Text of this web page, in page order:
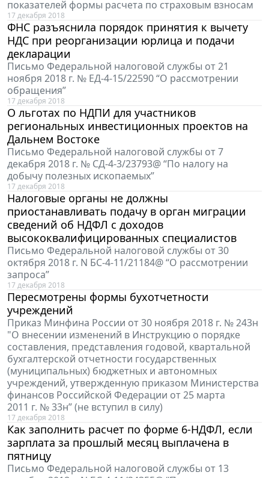
показателей формы расчета по страховым взносам
17 декабря 2018
ФНС разъяснила порядок принятия к вычету
НДС при реорганизации юрлица и подачи
декларации
Письмо Федеральной налоговой службы от 21
ноября 2018 г. № ЕД-4-15/22590 “О рассмотрении
обращения”
17 декабря 2018
О льготах по НДПИ для участников
региональных инвестиционных проектов на
Дальнем Востоке
Письмо Федеральной налоговой службы от 7
декабря 2018 г. № СД-4-3/23793@ “По налогу на
добычу полезных ископаемых”
17 декабря 2018
Налоговые органы не должны
приостанавливать подачу в орган миграции
сведений об НДФЛ с доходов
высококвалифицированных специалистов
Письмо Федеральной налоговой службы от 30
октября 2018 г. N БС-4-11/21184@ “О рассмотрении
запроса”
17 декабря 2018
Пересмотрены формы бухотчетности
учреждений
Приказ Минфина России от 30 ноября 2018 г. № 243н
"О внесении изменений в Инструкцию о порядке
составления, представления годовой, квартальной
бухгалтерской отчетности государственных
(муниципальных) бюджетных и автономных
учреждений, утвержденную приказом Министерства
финансов Российской Федерации от 25 марта
2011 г. № 33н” (не вступил в силу)
17 декабря 2018
Как заполнить расчет по форме 6-НДФЛ, если
зарплата за прошлый месяц выплачена в
пятницу
Письмо Федеральной налоговой службы от 13